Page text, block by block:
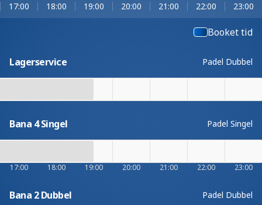
17:00 18:00 19:00 20:00 21:00 22:00 23:00
Booket tid
Lagerservice Padel Dubbel
Bana 4 Singel Padel Singel
17:00 18:00 19:00 20:00 21:00 22:00 23:00
Bana 2 Dubbel Padel Dubbel